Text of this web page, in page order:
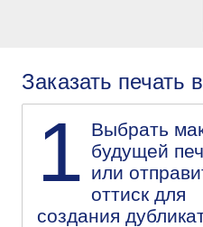
Заказать печать
1 Выбрать
будущей
или
оттиск для
создания